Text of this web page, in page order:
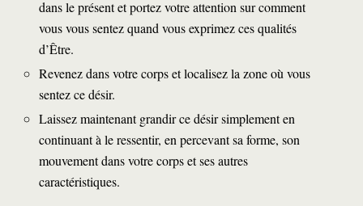
dans le présent et portez votre attention sur comment
vous vous sentez quand vous exprimez ces qualités
d’Être.
Revenez dans votre corps et localisez la zone où vous
sentez ce désir.
Laissez maintenant grandir ce désir simplement en
continuant à le ressentir, en percevant sa forme, son
mouvement dans votre corps et ses autres
caractéristiques.